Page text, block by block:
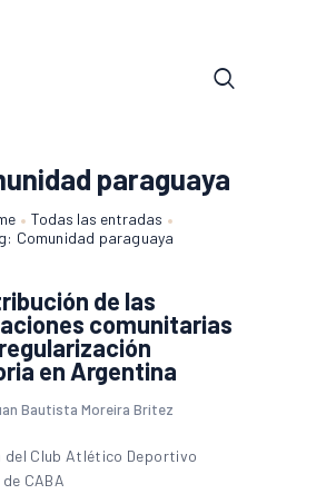
paraguaya
Todas las entradas
Comunidad paraguaya
de las
comunitarias
en Argentina
Bautista Moreira Britez